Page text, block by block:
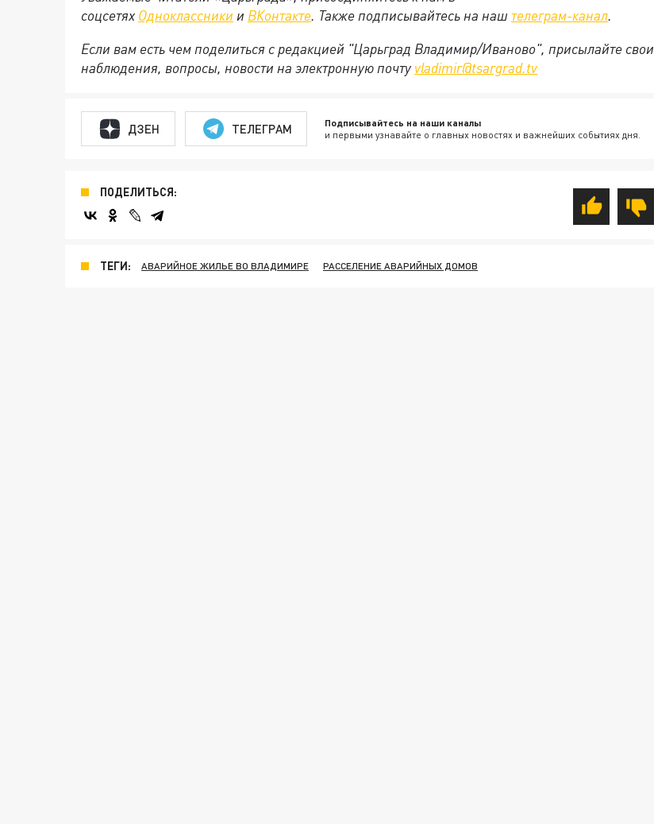
соцсетях Одноклассники и ВКонтакте. Также подписывайтесь на наш телеграм-канал.
Если вам есть чем поделиться с редакцией "Царьград Владимир/Иваново", присылайте свои
наблюдения, вопросы, новости на электронную почту vladimir@tsargrad.tv
ДЗЕН ТЕЛЕГРАМ Подписывайтесь на наши каналы
и первыми узнавайте о главных новостях и важнейших событиях дня.
ПОДЕЛИТЬСЯ:
ТЕГИ: АВАРИЙНОЕ ЖИЛЬЕ ВО ВЛАДИМИРЕ РАССЕЛЕНИЕ АВАРИЙНЫХ ДОМОВ